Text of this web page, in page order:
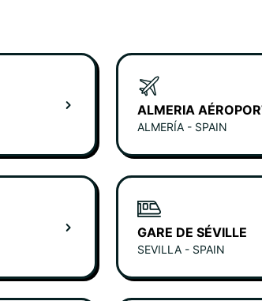
ALMERIA
ALMERÍA - SPAIN
GARE DE SÉVILLE
SEVILLA - SPAIN